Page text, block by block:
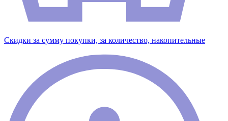
Скидки за сумму покупки, за количество, накопительные